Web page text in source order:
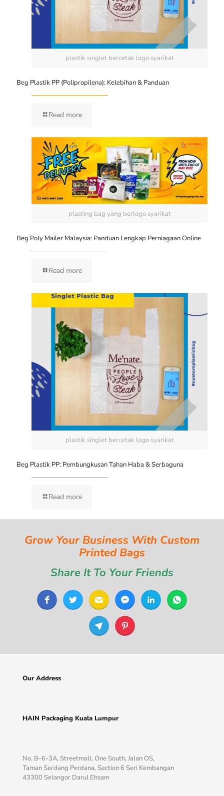
plastik singlet bercetak logo syarikat
Beg Plastik PP (Polipropilena): Kelebihan & Panduan
Read more
plasting bag yang berlogo syarikat
Beg Poly Mailer Malaysia: Panduan Lengkap Perniagaan Online
Read more
plastik singlet bercetak logo syarikat
Beg Plastik PP: Pembungkusan Tahan Haba & Serbaguna
Read more
Grow Your Business With Custom
Printed Bags
Share It To Your Friends
Our Address
HAIN Packaging Kuala Lumpur
No. B-6-3A, Streetmall, One South, Jalan OS,
Taman Serdang Perdana, Section 6 Seri Kembangan
43300 Selangor Darul Ehsam